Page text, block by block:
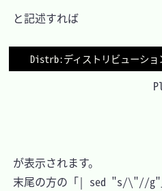
と記述すれば
が表示されます。
末尾の方の「| sed "s/\"//g"